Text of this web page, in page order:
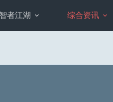
智者江湖 综合资讯